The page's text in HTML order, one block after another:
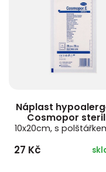
Náplast
Cosmopor
10x20cm, s
27 Kč